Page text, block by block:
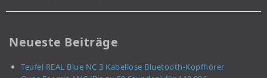
Neueste Beiträge
Teufel REAL Blue NC 3 Kabellose Bluetooth-Kopfhörer